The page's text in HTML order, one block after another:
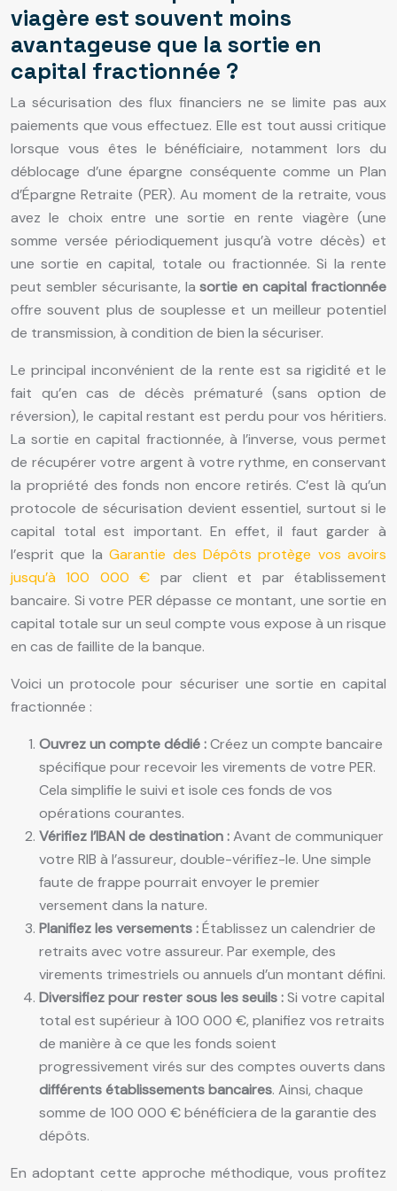
viagère est souvent moins
avantageuse que la sortie en
capital fractionnée ?
La sécurisation des flux financiers ne se limite pas aux
paiements que vous effectuez. Elle est tout aussi critique
lorsque vous êtes le bénéficiaire, notamment lors du
déblocage d’une épargne conséquente comme un Plan
d’Épargne Retraite (PER). Au moment de la retraite, vous
avez le choix entre une sortie en rente viagère (une
somme versée périodiquement jusqu’à votre décès) et
une sortie en capital, totale ou fractionnée. Si la rente
peut sembler sécurisante, lasortie en capital fractionnée
offre souvent plus de souplesse et un meilleur potentiel
de transmission, à condition de bien la sécuriser.
Le principal inconvénient de la rente est sa rigidité et le
fait qu’en cas de décès prématuré (sans option de
réversion), le capital restant est perdu pour vos héritiers.
La sortie en capital fractionnée, à l’inverse, vous permet
de récupérer votre argent à votre rythme, en conservant
la propriété des fonds non encore retirés. C’est là qu’un
protocole de sécurisation devient essentiel, surtout si le
capital total est important. En effet, il faut garder à
l’esprit que laGarantie des Dépôts protège vos avoirs
jusqu’à 100 000 € par client et par établissement
bancaire. Si votre PER dépasse ce montant, une sortie en
capital totale sur un seul compte vous expose à un risque
en cas de faillite de la banque.
Voici un protocole pour sécuriser une sortie en capital
fractionnée :
Ouvrez un compte dédié :Créez un compte bancaire
spécifique pour recevoir les virements de votre PER.
Cela simplifie le suivi et isole ces fonds de vos
opérations courantes.
Vérifiez l’IBAN de destination :Avant de communiquer
votre RIB à l’assureur, double-vérifiez-le. Une simple
faute de frappe pourrait envoyer le premier
versement dans la nature.
Planifiez les versements :Établissez un calendrier de
retraits avec votre assureur. Par exemple, des
virements trimestriels ou annuels d’un montant défini.
Diversifiez pour rester sous les seuils :Si votre capital
total est supérieur à 100 000 €, planifiez vos retraits
de manière à ce que les fonds soient
progressivement virés sur des comptes ouverts dans
différents établissements bancaires. Ainsi, chaque
somme de 100 000 € bénéficiera de la garantie des
dépôts.
En adoptant cette approche méthodique, vous profitez